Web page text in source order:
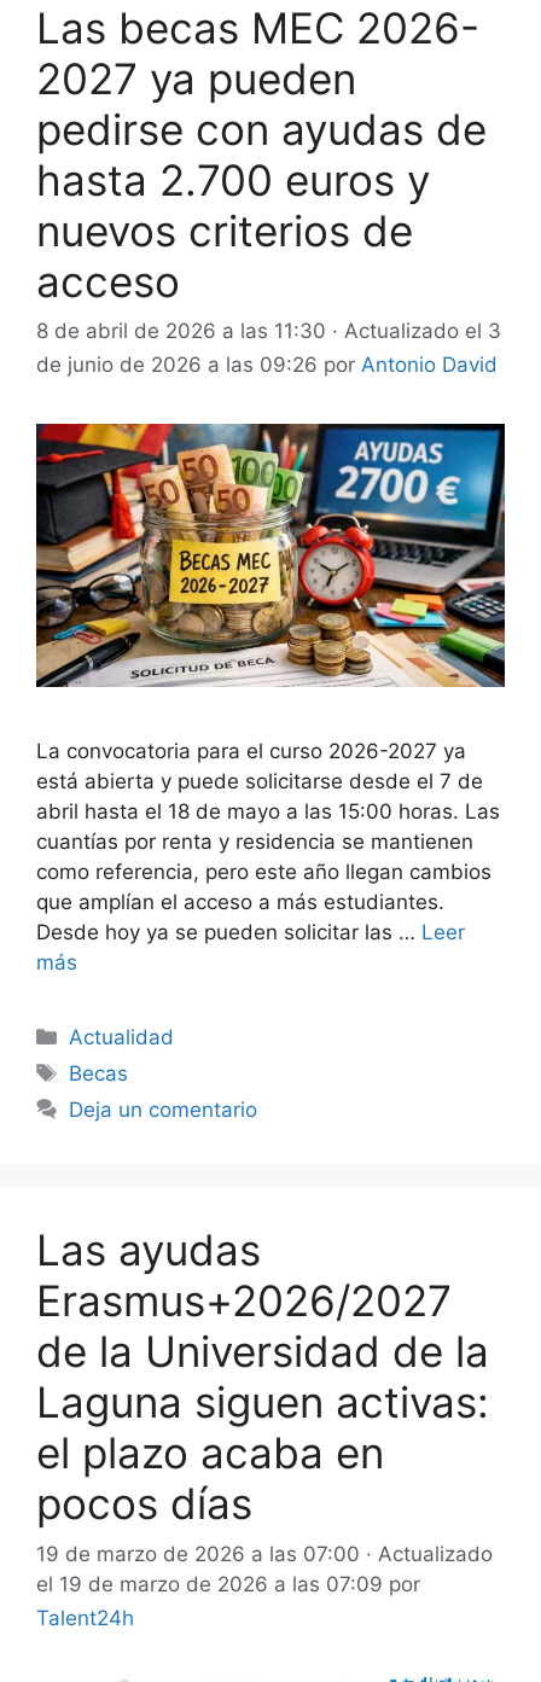
Las becas MEC 2026-
2027 ya pueden
pedirse con ayudas de
hasta 2.700 euros y
nuevos criterios de
acceso
8 de abril de 2026 a las 11:30 · Actualizado el 3
de junio de 2026 a las 09:26 por Antonio David
La convocatoria para el curso 2026-2027 ya
está abierta y puede solicitarse desde el 7 de
abril hasta el 18 de mayo a las 15:00 horas. Las
cuantías por renta y residencia se mantienen
como referencia, pero este año llegan cambios
que amplían el acceso a más estudiantes.
Desde hoy ya se pueden solicitar las … Leer
más
Categorías
Actualidad
Etiquetas
Becas
Deja un comentario
Las ayudas
Erasmus+2026/2027
de la Universidad de la
Laguna siguen activas:
el plazo acaba en
pocos días
19 de marzo de 2026 a las 07:00 · Actualizado
el 19 de marzo de 2026 a las 07:09 por
Talent24h